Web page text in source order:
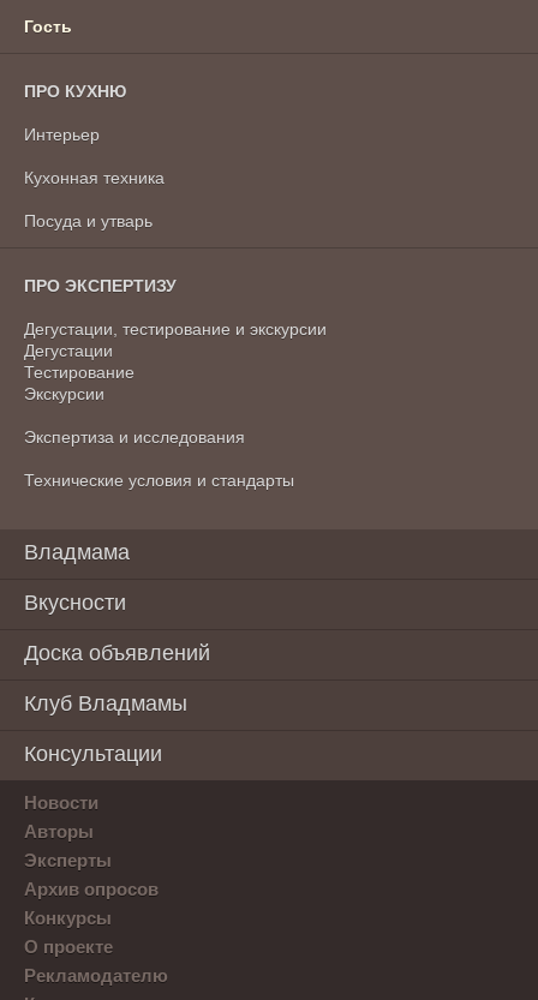
Гость
ПРО КУХНЮ
Интерьер
Кухонная техника
Посуда и утварь
ПРО ЭКСПЕРТИЗУ
Дегустации, тестирование и экскурсии
Дегустации
Тестирование
Экскурсии
Экспертиза и исследования
Технические условия и стандарты
Владмама
Вкусности
Доска объявлений
Клуб Владмамы
Консультации
Новости
Авторы
Эксперты
Архив опросов
Конкурсы
О проекте
Рекламодателю